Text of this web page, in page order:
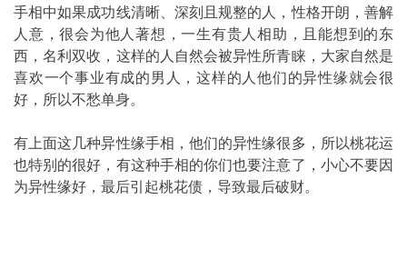
手相中如果成功线清晰、深刻且规整的人，性格开朗，善解
人意，很会为他人著想，一生有贵人相助，且能想到的东
西，名利双收，这样的人自然会被异性所青睐，大家自然是
喜欢一个事业有成的男人，这样的人他们的异性缘就会很
好，所以不愁单身。
有上面这几种异性缘手相，他们的异性缘很多，所以桃花运
也特别的很好，有这种手相的你们也要注意了，小心不要因
为异性缘好，最后引起桃花债，导致最后破财。